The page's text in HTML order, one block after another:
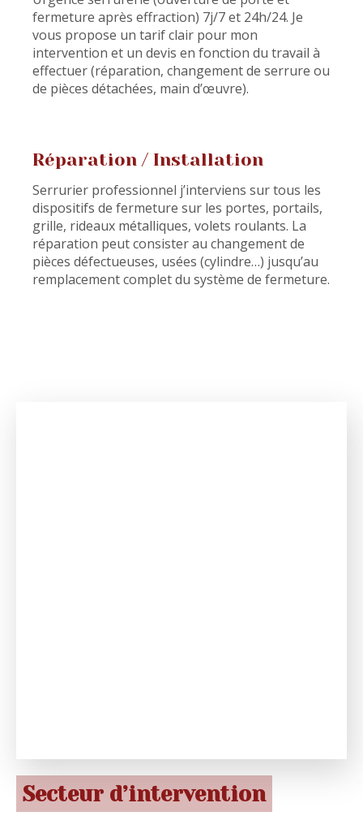
fermeture après effraction) 7j/7 et 24h/24. Je
vous propose un tarif clair pour mon
intervention et un devis en fonction du travail à
effectuer (réparation, changement de serrure ou
de pièces détachées, main d’œuvre).
Réparation / Installation
Serrurier professionnel j’interviens sur tous les
dispositifs de fermeture sur les portes, portails,
grille, rideaux métalliques, volets roulants. La
réparation peut consister au changement de
pièces défectueuses, usées (cylindre…) jusqu’au
remplacement complet du système de fermeture.
Secteur d’intervention